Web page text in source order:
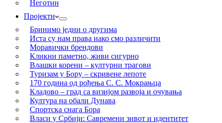
Неготин
Пројекти
Бринимо једни о другима
Иста су нам права иако смо различити
Моравички брендови
Кликни паметно, живи сигурно
Влашки корени – културни трагови
Туризам у Бору – скривене лепоте
170 година од рођења С. С. Мокрањца
Кладово – град са визијом развоја и очувања
Култура на обали Дунава
Спортска снага Бора
Власи у Србији: Савремени зивот и идентитет